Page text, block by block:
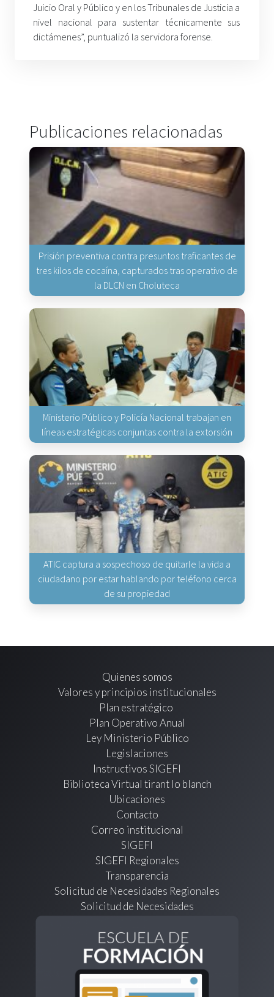
Juicio Oral y Público y en los Tribunales de Justicia a
nivel nacional para sustentar técnicamente sus
dictámenes”, puntualizó la servidora forense.
Publicaciones relacionadas
Prisión preventiva contra presuntos traficantes de
tres kilos de cocaína, capturados tras operativo de
la DLCN en Choluteca
Ministerio Público y Policía Nacional trabajan en
líneas estratégicas conjuntas contra la extorsión
ATIC captura a sospechoso de quitarle la vida a
ciudadano por estar hablando por teléfono cerca
de su propiedad
Quienes somos
Valores y principios institucionales
Plan estratégico
Plan Operativo Anual
Ley Ministerio Público
Legislaciones
Instructivos SIGEFI
Biblioteca Virtual tirant lo blanch
Ubicaciones
Contacto
Correo institucional
SIGEFI
SIGEFI Regionales
Transparencia
Solicitud de Necesidades Regionales
Solicitud de Necesidades